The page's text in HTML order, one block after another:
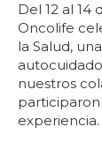
Del 12 al 14
Oncolife
la Salud,
nuestros
experiencia.